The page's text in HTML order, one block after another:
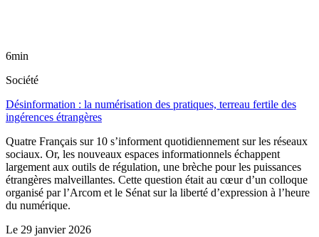
6min
Société
Désinformation : la numérisation des pratiques, terreau fertile des
ingérences étrangères
Quatre Français sur 10 s’informent quotidiennement sur les réseaux
sociaux. Or, les nouveaux espaces informationnels échappent
largement aux outils de régulation, une brèche pour les puissances
étrangères malveillantes. Cette question était au cœur d’un colloque
organisé par l’Arcom et le Sénat sur la liberté d’expression à l’heure
du numérique.
Le 29 janvier 2026